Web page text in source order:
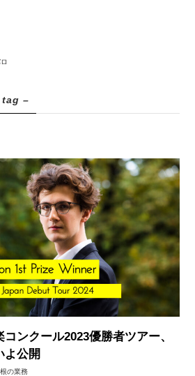
tag –
ンクール2023優勝者ツアー、
よ公開
の業務